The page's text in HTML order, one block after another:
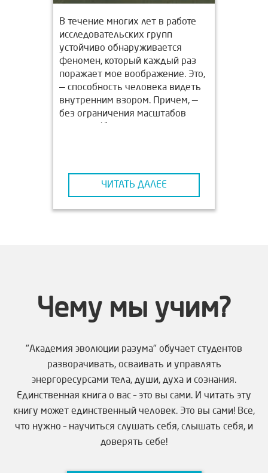
В течение многих лет в работе
исследовательских групп
устойчиво обнаруживается
феномен, который каждый раз
поражает мое воображение. Это,
— способность человека видеть
внутренним взором. Причем, —
без ограничения масштабов
Сама по себе способность
ЧИТАТЬ ДАЛЕЕ
Чему мы учим?
"Академия эволюции разума" обучает студентов
разворачивать, осваивать и управлять
энергоресурсами тела, души, духа и сознания.
Единственная книга о вас – это вы сами. И читать эту
книгу может единственный человек. Это вы сами! Все,
что нужно – научиться слушать себя, слышать себя, и
доверять себе!